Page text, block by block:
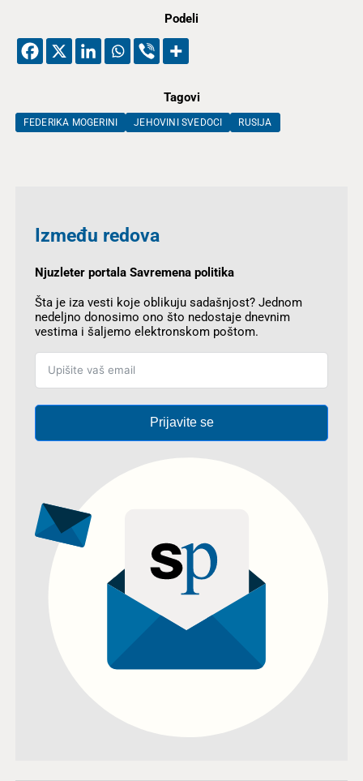
Podeli
Tagovi
FEDERIKA MOGERINI JEHOVINI SVEDOCI RUSIJA
Između redova
Njuzleter portala Savremena politika
Šta je iza vesti koje oblikuju sadašnjost? Jednom
nedeljno donosimo ono što nedostaje dnevnim
vestima i šaljemo elektronskom poštom.
Prijavite se